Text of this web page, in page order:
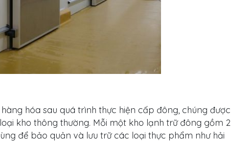
hóa sau quá trình thực hiện cấp đông, chúng được
kho thông thường. Mỗi một kho lạnh trữ đông gồm 2
để bảo quản và lưu trữ các loại thực phẩm như hải